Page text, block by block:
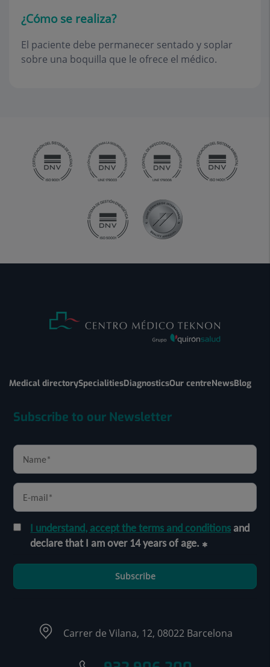
¿Cómo se realiza?
El paciente debe permanecer sentado y soplar
sobre una boquilla que le ofrece el médico.
Medical directorySpecialitiesDiagnosticsOur centreNewsBlog
Subscribe to our Newsletter
I understand, accept the terms and conditionsand
declare that I am over 14 years of age.
Subscribe
Carrer de Vilana, 12, 08022 Barcelona